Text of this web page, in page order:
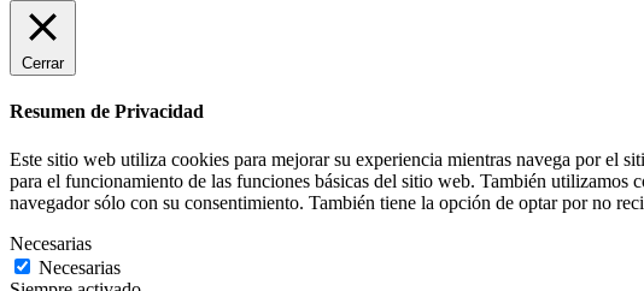
Cerrar
Resumen de Privacidad
Este sitio web utiliza cookies para mejorar su experiencia mientras navega por el
para el funcionamiento de las funciones básicas del sitio web. También utilizamos
navegador sólo con su consentimiento. También tiene la opción de optar por no
Necesarias
Necesarias